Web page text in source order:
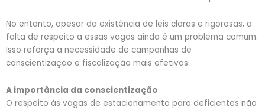
No entanto, apesar da existência de leis claras e rigorosas, a
falta de respeito a essas vagas ainda é um problema comum.
Isso reforça a necessidade de campanhas de
conscientização e fiscalização mais efetivas.
A importância da conscientização
O respeito às vagas de estacionamento para deficientes não